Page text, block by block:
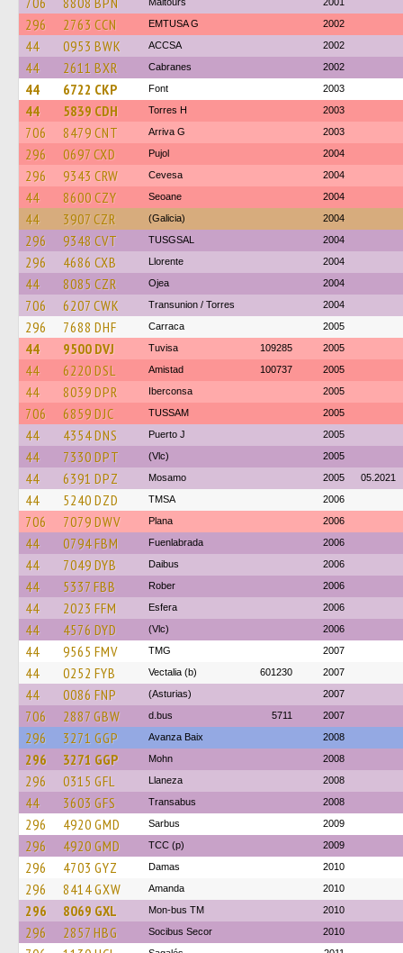
296 2763 CCN EMTUSA G 2002
44 0953 BWK ACCSA 2002
44 2611 BXR Cabranes 2002
44 6722 CKP Font 2003
44 5839 CDH Torres H 2003
706 8479 CNT Arriva G 2003
296 0697 CXD Pujol 2004
296 9343 CRW Cevesa 2004
44 8600 CZY Seoane 2004
44 3907 CZR (Galicia) 2004
296 9348 CVT TUSGSAL 2004
296 4686 CXB Llorente 2004
44 8085 CZR Ojea 2004
706 6207 CWK Transunion / Torres 2004
296 7688 DHF Carraca 2005
44 9500 DVJ Tuvisa 109285 2005
44 6220 DSL Amistad 100737 2005
44 8039 DPR Iberconsa 2005
706 6859 DJC TUSSAM 2005
44 4354 DNS Puerto J 2005
44 7330 DPT (Vlc) 2005
44 6391 DPZ Mosamo 2005 05.2021
44 5240 DZD TMSA 2006
706 7079 DWV Plana 2006
44 0794 FBM Fuenlabrada 2006
44 7049 DYB Daibus 2006
44 5337 FBB Rober 2006
44 2023 FFM Esfera 2006
44 4576 DYD (Vlc) 2006
44 9565 FMV TMG 2007
44 0252 FYB Vectalia (b) 601230 2007
44 0086 FNP (Asturias) 2007
706 2887 GBW d.bus 5711 2007
296 3271 GGP Avanza Baix 2008
296 3271 GGP Mohn 2008
296 0315 GFL Llaneza 2008
44 3603 GFS Transabus 2008
296 4920 GMD Sarbus 2009
296 4920 GMD TCC (p) 2009
296 4703 GYZ Damas 2010
296 8414 GXW Amanda 2010
296 8069 GXL Mon-bus TM 2010
296 2857 HBG Socibus Secor 2010